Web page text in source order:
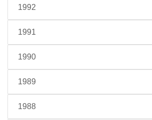
1992
1991
1990
1989
1988